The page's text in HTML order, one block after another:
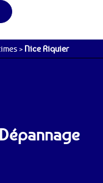
> Nice Riquier